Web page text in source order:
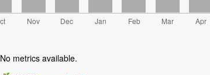
No metrics available.